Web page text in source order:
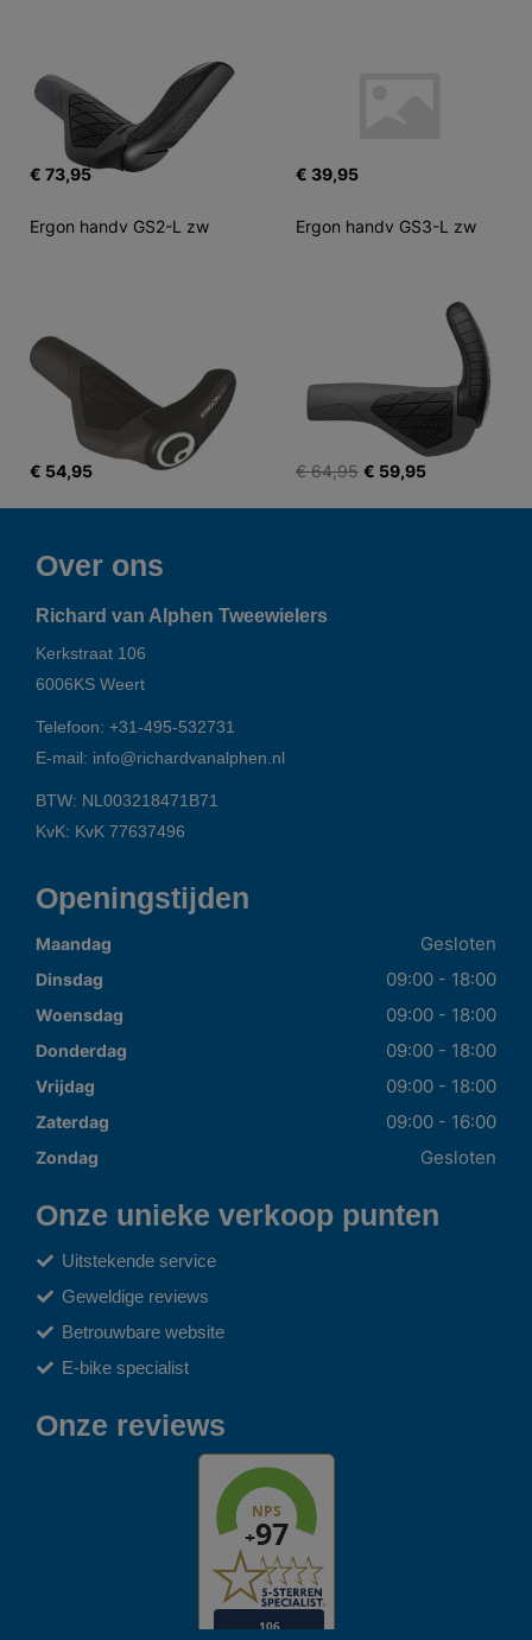
€ 73,95 € 39,95
Ergon handv GS2-L zw
€ 54,95
Ergon handv GS3-L zw
€ 64,95 € 59,95
Over ons
Richard van Alphen Tweewielers
Kerkstraat 106
6006KS Weert
Telefoon: +31-495-532731
E-mail: info@richardvanalphen.nl
BTW: NL003218471B71
KvK: KvK 77637496
Openingstijden
Maandag Gesloten
Dinsdag 09:00 - 18:00
Woensdag 09:00 - 18:00
Donderdag 09:00 - 18:00
Vrijdag 09:00 - 18:00
Zaterdag 09:00 - 16:00
Zondag Gesloten
Onze unieke verkoop punten
Uitstekende service
Geweldige reviews
Betrouwbare website
E-bike specialist
Onze reviews